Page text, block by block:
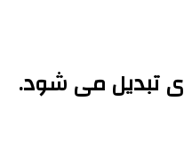
تبدیل می شود.